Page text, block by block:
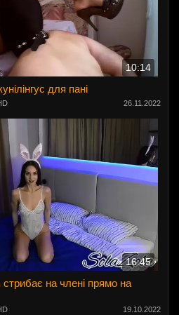
10:14
для пані
26.11.2022
16:45
на члені прямо на
19.10.2022